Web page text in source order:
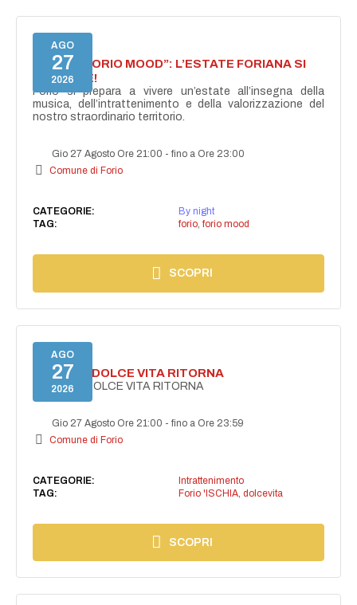
AGO
27
2026
NASCE “FORIO MOOD”: L’ESTATE FORIANA SI
ACCENDE!
Forio si prepara a vivere un’estate all’insegna della
musica, dell’intrattenimento e della valorizzazione del
nostro straordinario territorio.
Gio 27 Agosto Ore 21:00 -fino a Ore 23:00
Comune di Forio
CATEGORIE:
By night
TAG:
forio, forio mood
SCOPRI
AGO
27
2026
FORIO LA DOLCE VITA RITORNA
FORIO LA DOLCE VITA RITORNA
Gio 27 Agosto Ore 21:00 -fino a Ore 23:59
Comune di Forio
CATEGORIE:
Intrattenimento
TAG:
Forio 'ISCHIA, dolcevita
SCOPRI